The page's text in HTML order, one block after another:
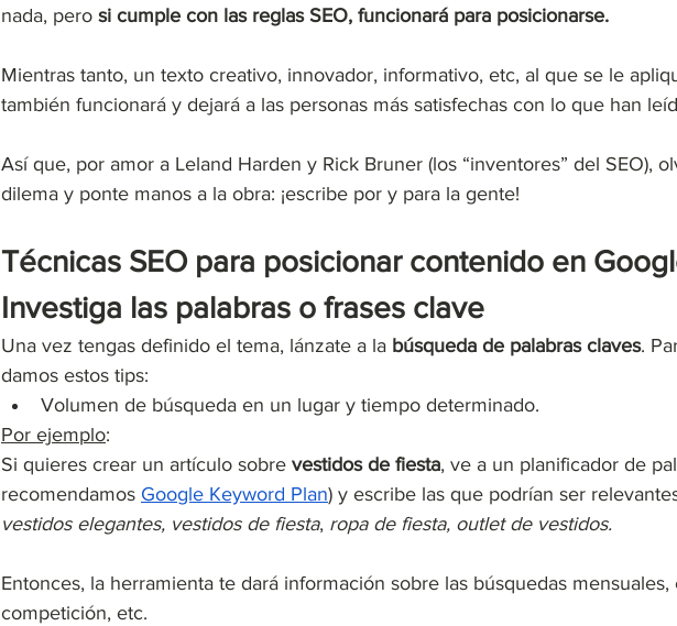
nada, pero si cumple con las reglas SEO, funcionará para posicionarse.
Mientras tanto, un texto creativo, innovador, informativo, etc, al que se le
también funcionará y dejará a las personas más satisfechas con lo que han
Así que, por amor a Leland Harden y Rick Bruner (los “inventores” del SEO),
dilema y ponte manos a la obra: ¡escribe por y para la gente!
Técnicas SEO para posicionar contenido en
Investiga las palabras o frases clave
Una vez tengas definido el tema, lánzate a la búsqueda de palabras claves.
damos estos tips:
Volumen de búsqueda en un lugar y tiempo determinado.
Por ejemplo:
Si quieres crear un artículo sobre vestidos de fiesta, ve a un planificador de
recomendamos Google Keyword Plan) y escribe las que podrían ser
vestidos elegantes, vestidos de fiesta, ropa de fiesta, outlet de vestidos.
Entonces, la herramienta te dará información sobre las búsquedas
competición, etc.